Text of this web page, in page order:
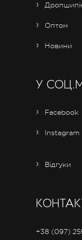
Оптом
Новини
У
Facebook
Instagram
Відгуки
+38 (097)